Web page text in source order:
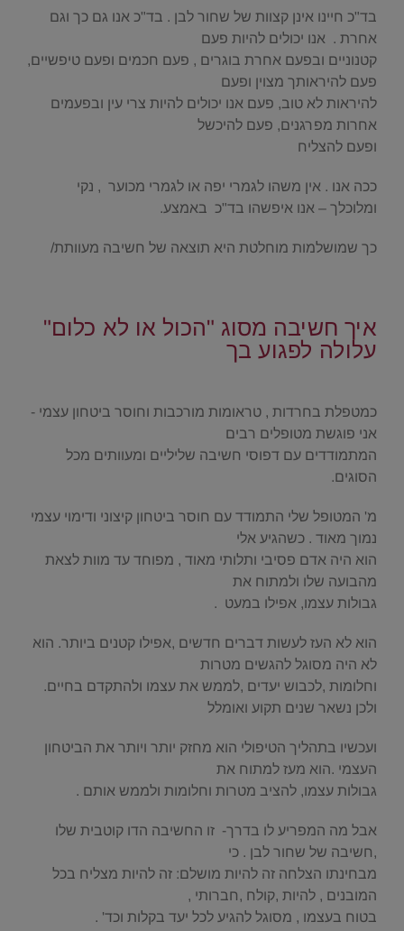
בד"כ חיינו אינן קצוות של שחור לבן . בד"כ אנו גם כך וגם
אחרת . אנו יכולים להיות פעם
קטנוניים ובפעם אחרת בוגרים , פעם חכמים ופעם טיפשיים,
פעם להיראותך מצוין ופעם
להיראות לא טוב, פעם אנו יכולים להיות צרי עין ובפעמים
אחרות מפרגנים, פעם להיכשל
ופעם להצליח
ככה אנו . אין משהו לגמרי יפה או לגמרי מכוער , נקי
ומלוכלך – אנו איפשהו בד"כ באמצע.
כך שמושלמות מוחלטת היא תוצאה של חשיבה מעוותת/
איך חשיבה מסוג "הכול או לא כלום"
עלולה לפגוע בך
כמטפלת בחרדות , טראומות מורכבות וחוסר ביטחון עצמי -
אני פוגשת מטופלים רבים
המתמודדים עם דפוסי חשיבה שליליים ומעוותים מכל
הסוגים.
מ' המטופל שלי התמודד עם חוסר ביטחון קיצוני ודימוי עצמי
נמוך מאוד . כשהגיע אלי
הוא היה אדם פסיבי ותלותי מאוד , מפוחד עד מוות לצאת
מהבועה שלו ולמתוח את
גבולות עצמו, אפילו במעט .
הוא לא העז לעשות דברים חדשים ,אפילו קטנים ביותר. הוא
לא היה מסוגל להגשים מטרות
וחלומות ,לכבוש יעדים ,לממש את עצמו ולהתקדם בחיים.
ולכן נשאר שנים תקוע ואומלל
ועכשיו בתהליך הטיפולי הוא מחזק יותר ויותר את הביטחון
העצמי .הוא מעז למתוח את
גבולות עצמו, להציב מטרות וחלומות ולממש אותם .
אבל מה המפריע לו בדרך- זו החשיבה הדו קוטבית שלו
,חשיבה של שחור לבן . כי
מבחינתו הצלחה זה להיות מושלם: זה להיות מצליח בכל
המובנים , להיות ,קולח ,חברותי ,
בטוח בעצמו , מסוגל להגיע לכל יעד בקלות וכד' .